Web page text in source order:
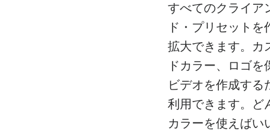
すべてのクライア
ド・プリセット
拡大できます。カ
ドカラー、ロゴ
ビデオを作成する
利用できます。ど
カラーを使えばい